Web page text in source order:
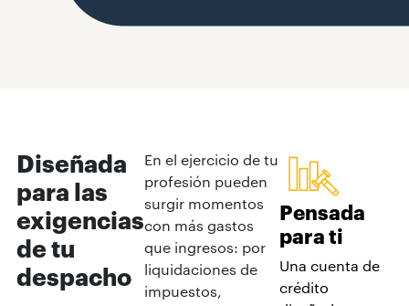
Diseñada
para las
exigencias
de tu
despacho
En el ejercicio de tu
profesión pueden
surgir momentos
con más gastos
que ingresos: por
liquidaciones de
impuestos,
Pensada
para ti
Una cuenta de
crédito